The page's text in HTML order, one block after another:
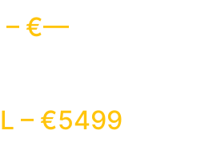
– €—
– €5499